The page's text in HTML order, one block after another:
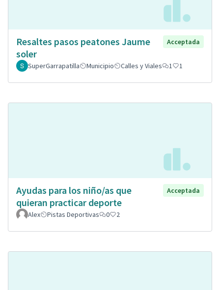
Resaltes pasos peatones Jaume
soler
Acceptada
SuperGarrapatilla Municipio Calles y Viales 1 1
Ayudas para los niño/as que
quieran practicar deporte
Acceptada
Alex Pistas Deportivas 0 2